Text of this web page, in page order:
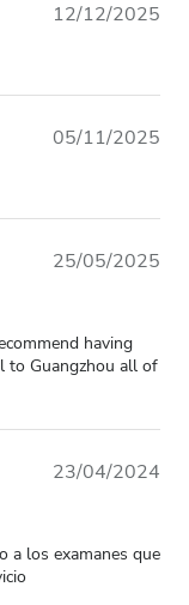
12/12/2025
05/11/2025
25/05/2025
having
to Guangzhou all of
23/04/2024
a los examanes que